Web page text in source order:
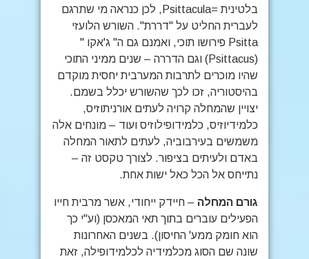
בלטינית =Psittacula, לכן כנראה מי שתרגם
לעברית החליט על "דררת". השורש הלועזי
Psitta פירושו תוכי, ואמנם גם ה" ג'אקו "
(Psittacus) וגם הדררה – שנים ממיני התוכי
שהיו מוכרים לתרבות המערבית יחסית מוקדם
בהיסטוריה, זכו לכך שהשורש יכלל בשמם.
יצויין שהמחלה קרויה לעתים אורניתוזיס,
כלמידיוזיס, כלמידופילוזיס ועוד – מונחים אלה
משמשים בעירבוביה, לעתים לתאור המחלה
באדם ולעיתים בציפור. לצורך טקסט זה –
נתייחס אל הכל כאל ישות אחת.
גורם המחלה – חיידק ייחודי, אשר מרבית חייו
הפעילים עוברים בתוך תאי המאכסן (וע"י כך
הוא חומק ממע' החיסון). בשנים האחרונות
שונה שם הסוג מכלמידיה לכלמידופילה, זאת